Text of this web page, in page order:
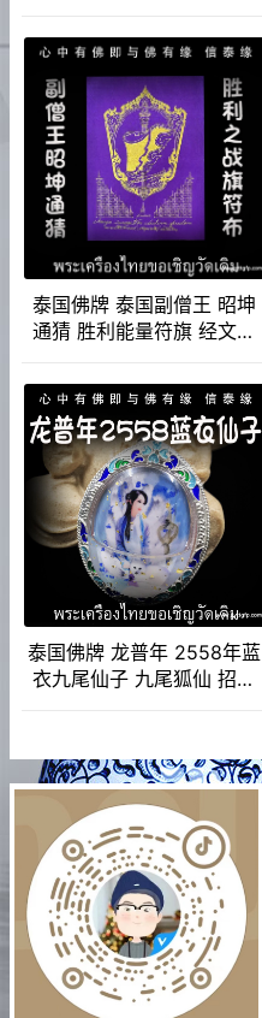
泰国佛牌 泰国副僧王 昭坤
通猜 胜利能量符旗 经文符
困难 人缘及财运 平安 健康
名誉财富
泰国佛牌 龙普年 2558年蓝
衣九尾仙子 九尾狐仙 招财